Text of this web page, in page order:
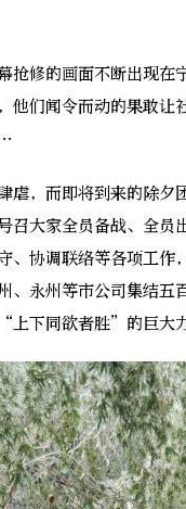
修的画面不断出现在
他们闻令而动的果敢
，而即将到来的除夕
召大家全员备战、全
、协调联络等各项工
、永州等市公司集结
下同欲者胜”的巨大力